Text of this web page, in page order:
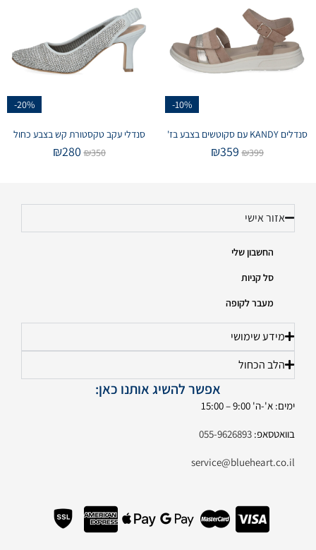
-10%
סנדלים KANDY עם סקוטשים בצבע בז'
₪399
₪359
-20%
סנדלי עקב טקסטורת קש בצבע כחול
₪350
₪280
אזור אישי
החשבון שלי
סל קניות
מעבר לקופה
מידע שימושי
הלב הכחול
אפשר להשיג אותנו כאן:
ימים: א'-ה' 9:00 – 15:00
בוואטסאפ: 055-9626893
service@blueheart.co.il